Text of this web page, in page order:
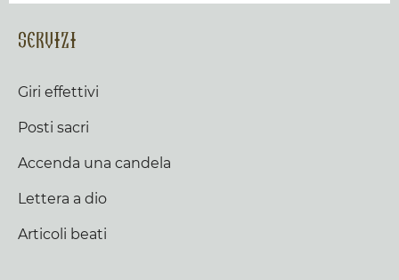
Servizi
Giri effettivi
Posti sacri
Accenda una candela
Lettera a dio
Articoli beati